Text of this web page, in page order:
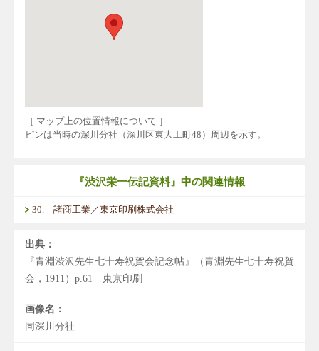
［ マップ上の位置情報について ］
ピンは当時の深川分社（深川区東大工町48）周辺を示す。
『渋沢栄一伝記資料』中の関連情報
30. 諸商工業／東京印刷株式会社
出典：
『青淵渋沢先生七十寿祝賀会記念帖』（青淵先生七十寿祝賀
会，1911）p.61 東京印刷
画像名：
同深川分社